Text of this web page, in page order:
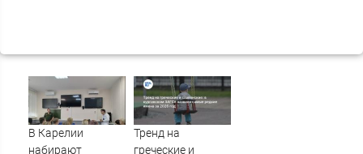
В Карелии
набирают
Тренд на
греческие и